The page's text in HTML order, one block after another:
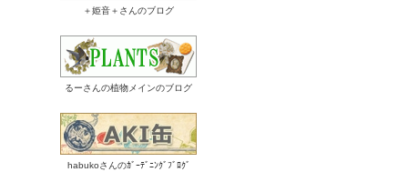
＋姫音＋さんのブログ
るーさんの植物メインのブログ
habukoさんのｶﾞｰﾃﾞﾆﾝｸﾞﾌﾞﾛｸﾞ